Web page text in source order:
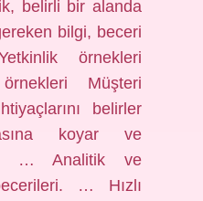
belirli bir alanda
bilgi, beceri
örnekleri
Müşteri
belirler
koyar ve
… Analitik ve
… Hızlı